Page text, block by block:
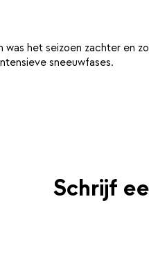
het seizoen zachter en
sneeuwfases.
Schrijf